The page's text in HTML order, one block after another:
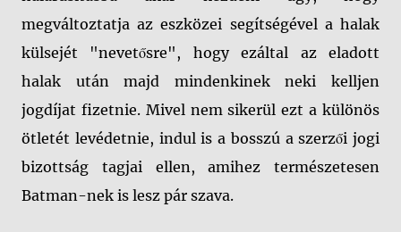
megváltoztatja az eszközei segítségével a halak
külsejét "nevetősre", hogy ezáltal az eladott
halak után majd mindenkinek neki kelljen
jogdíjat fizetnie. Mivel nem sikerül ezt a különös
ötletét levédetnie, indul is a bosszú a szerzői jogi
bizottság tagjai ellen, amihez természetesen
Batman-nek is lesz pár szava.